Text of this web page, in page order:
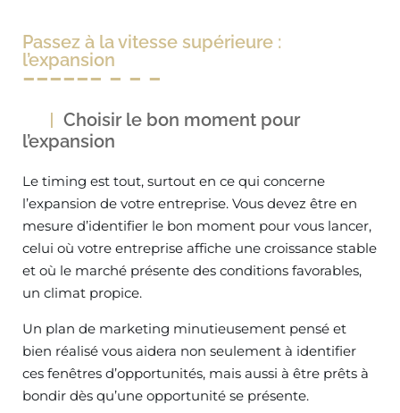
Passez à la vitesse supérieure :
l’expansion
Choisir le bon moment pour
l’expansion
Le timing est tout, surtout en ce qui concerne
l’expansion de votre entreprise. Vous devez être en
mesure d’identifier le bon moment pour vous lancer,
celui où votre entreprise affiche une croissance stable
et où le marché présente des conditions favorables,
un climat propice.
Un plan de marketing minutieusement pensé et
bien réalisé vous aidera non seulement à identifier
ces fenêtres d’opportunités, mais aussi à être prêts à
bondir dès qu’une opportunité se présente.